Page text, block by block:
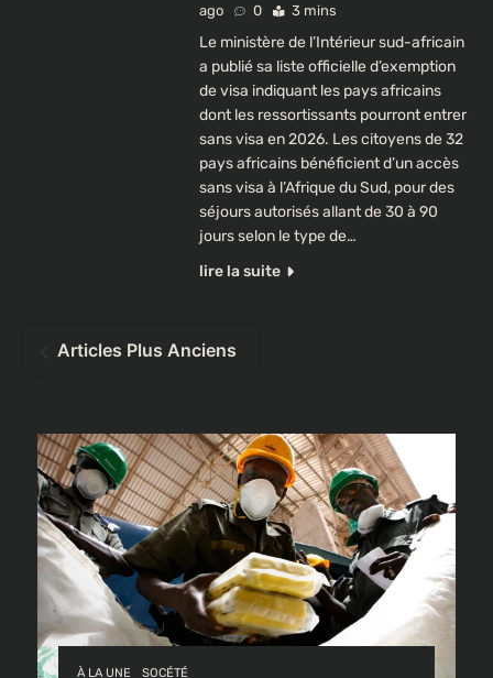
ago
0 3 mins
Le ministère de l’Intérieur sud-africain
a publié sa liste officielle d’exemption
de visa indiquant les pays africains
dont les ressortissants pourront entrer
sans visa en 2026. Les citoyens de 32
pays africains bénéficient d’un accès
sans visa à l’Afrique du Sud, pour des
séjours autorisés allant de 30 à 90
jours selon le type de…
lire la suite
Articles Plus Anciens
À LA UNE SOCÉTÉ